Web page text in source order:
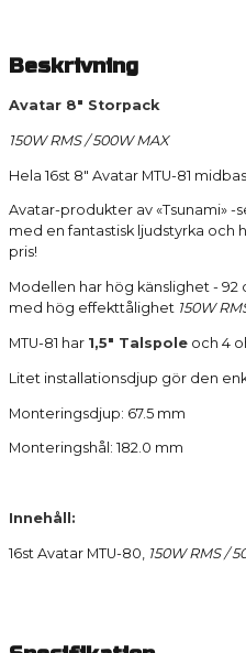
Beskrivning
Avatar 8" Storpack
150W RMS / 500W MAX
Hela 16st 8" Avatar MTU-81
Avatar-produkter av «Tsunami»
med en fantastisk ljudstyrka och
pris!
Modellen har hög känslighet -
med hög effekttålighet 150W
MTU-81 har 1,5" Talspole och 4
Litet installationsdjup gör den
Monteringsdjup: 67.5 mm
Monteringshål: 182.0 mm
Innehåll:
16st Avatar MTU-80, 150W RMS /